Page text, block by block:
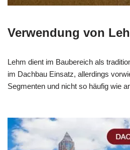
Verwendung von
Lehm dient im Baubereich als
im Dachbau Einsatz, allerdings
Segmenten und nicht so häufig wie